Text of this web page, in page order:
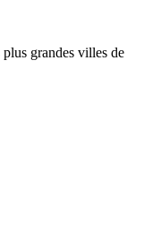
plus grandes villes de